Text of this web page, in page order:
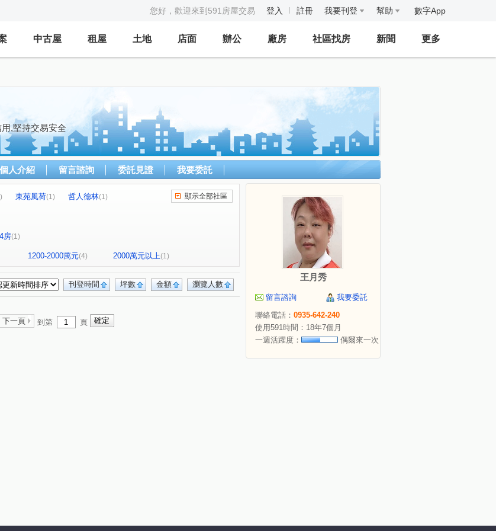
您好，歡迎來到591房屋交易 登入 註冊 我要刊登 幫助 數字App
中古屋 租屋 土地 店面 辦公 廠房 社區找房 新聞 更多
,堅持交易安全
個人介紹 留言諮詢 委託見證 我要委託
東苑風荷(1) 哲人德林(1) 顯示全部社區
4房(1)
1200-2000萬元(4) 2000萬元以上(1)
瀏覽人數
金額
坪數
刊登時間
下一頁 到第 頁
王月秀
留言諮詢
我要委託
聯絡電話： 0935-642-240
使用591時間：18年7個月
一週活躍度：
偶爾來一次